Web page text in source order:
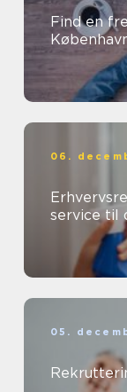
Find en
06.
service til
05.